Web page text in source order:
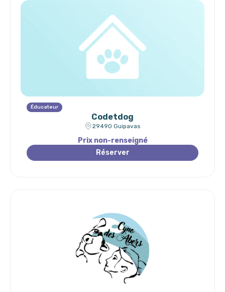
Éducateur
Codetdog
29490 Guipavas
Prix non-renseigné
Réserver